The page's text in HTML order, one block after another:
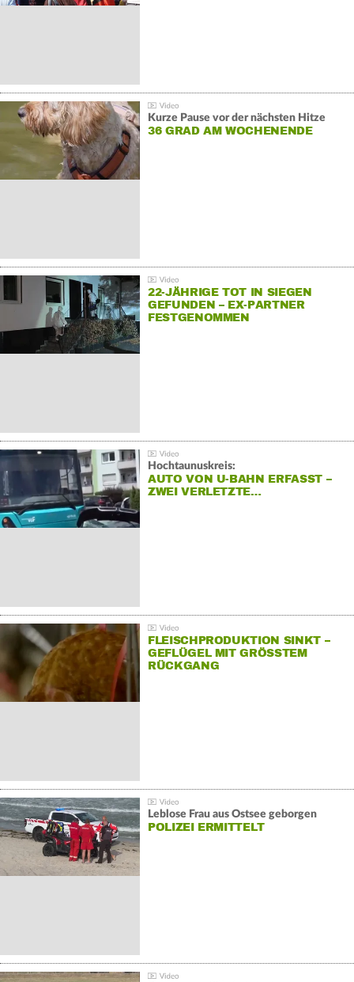
Kurze Pause vor der nächsten Hitze
36 GRAD AM WOCHENENDE
22-JÄHRIGE TOT IN SIEGEN
GEFUNDEN – EX-PARTNER
FESTGENOMMEN
Hochtaunuskreis:
AUTO VON U-BAHN ERFASST –
ZWEI VERLETZTE…
FLEISCHPRODUKTION SINKT –
GEFLÜGEL MIT GRÖSSTEM R
ÜCKGANG
Leblose Frau aus Ostsee geborgen
POLIZEI ERMITTELT